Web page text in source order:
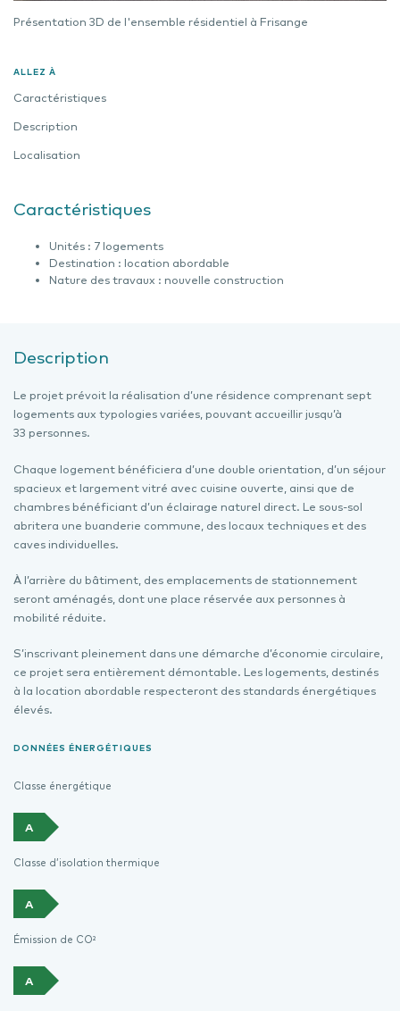
Présentation 3D de l'ensemble résidentiel à Frisange
ALLEZ À
Caractéristiques
Description
Localisation
Caractéristiques
Unités : 7 logements
Destination : location abordable
Nature des travaux : nouvelle construction
Description
Le projet prévoit la réalisation d’une résidence comprenant sept
logements aux typologies variées, pouvant accueillir jusqu’à
33 personnes.
Chaque logement bénéficiera d’une double orientation, d’un séjour
spacieux et largement vitré avec cuisine ouverte, ainsi que de
chambres bénéficiant d’un éclairage naturel direct. Le sous-sol
abritera une buanderie commune, des locaux techniques et des
caves individuelles.
À l’arrière du bâtiment, des emplacements de stationnement
seront aménagés, dont une place réservée aux personnes à
mobilité réduite.
S’inscrivant pleinement dans une démarche d’économie circulaire,
ce projet sera entièrement démontable. Les logements, destinés
à la location abordable respecteront des standards énergétiques
élevés.
DONNÉES ÉNERGÉTIQUES
Classe énergétique
A
Classe d’isolation thermique
A
Émission de CO²
A